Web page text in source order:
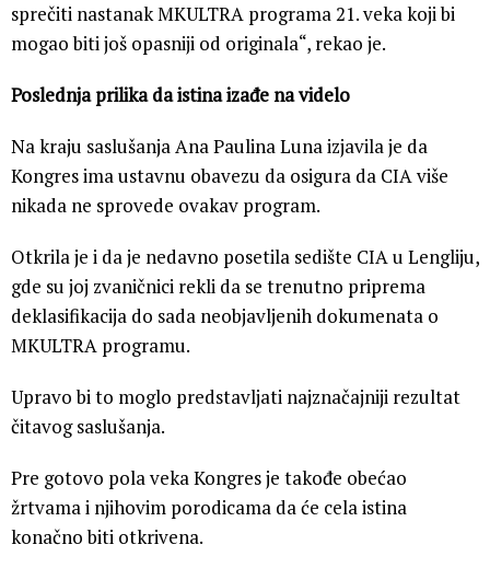
sprečiti nastanak MKULTRA programa 21. veka koji bi
mogao biti još opasniji od originala“, rekao je.
Poslednja prilika da istina izađe na videlo
Na kraju saslušanja Ana Paulina Luna izjavila je da
Kongres ima ustavnu obavezu da osigura da CIA više
nikada ne sprovede ovakav program.
Otkrila je i da je nedavno posetila sedište CIA u Lengliju,
gde su joj zvaničnici rekli da se trenutno priprema
deklasifikacija do sada neobjavljenih dokumenata o
MKULTRA programu.
Upravo bi to moglo predstavljati najznačajniji rezultat
čitavog saslušanja.
Pre gotovo pola veka Kongres je takođe obećao
žrtvama i njihovim porodicama da će cela istina
konačno biti otkrivena.